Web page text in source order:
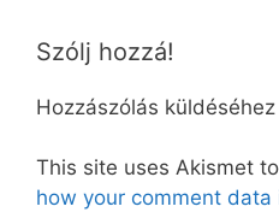
Szólj hozzá!
Hozzászólás küldéséhez
This site uses Akismet
how your comment data